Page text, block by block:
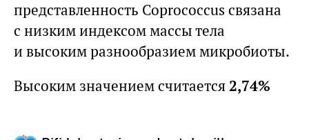
представленность Coprococcus связана
с низким индексом массы тела
и высоким разнообразием микробиоты.
Высоким значением считается2,74%